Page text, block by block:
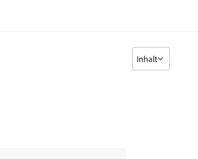
Inhalt